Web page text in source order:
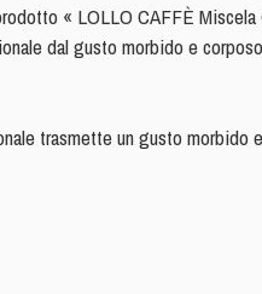
« LOLLO CAFFÈ
dal gusto morbido e
trasmette un gusto